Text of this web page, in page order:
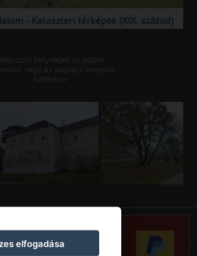
fényképet az alábbi
vagy az alaprajz ikonjaira
kattintva.
elfogadása